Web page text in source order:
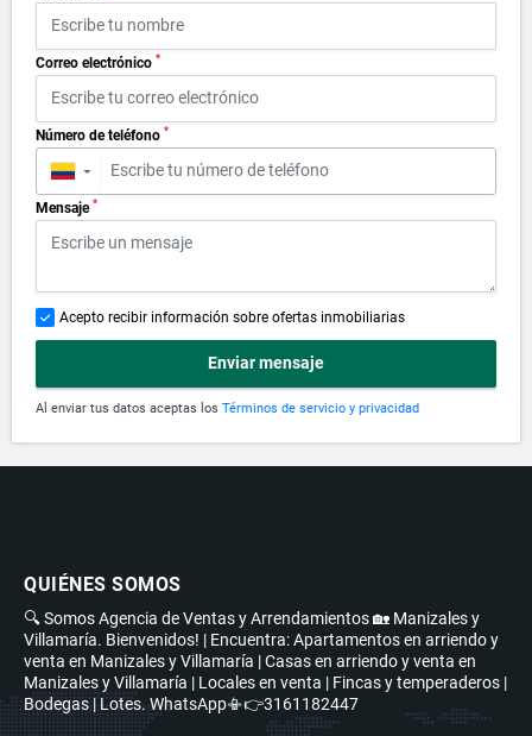
Correo electrónico *
Número de teléfono *
▼
Mensaje *
Acepto recibir información sobre ofertas inmobiliarias
Enviar mensaje
Al enviar tus datos aceptas los Términos de servicio y privacidad
QUIÉNES SOMOS
🔍 Somos Agencia de Ventas y Arrendamientos 🏡 Manizales y
Villamaría. Bienvenidos! | Encuentra: Apartamentos en arriendo y
venta en Manizales y Villamaría | Casas en arriendo y venta en
Manizales y Villamaría | Locales en venta | Fincas y temperaderos |
Bodegas | Lotes. WhatsApp📳👉3161182447